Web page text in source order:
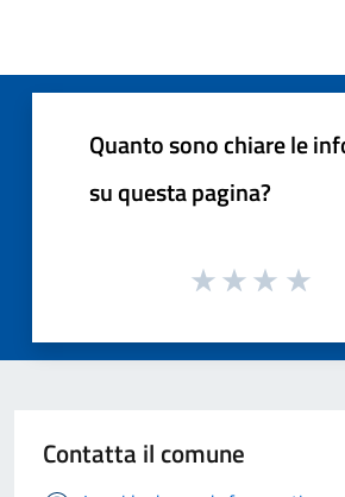
Quanto sono chiare le
su questa pagina?
Contatta il comune